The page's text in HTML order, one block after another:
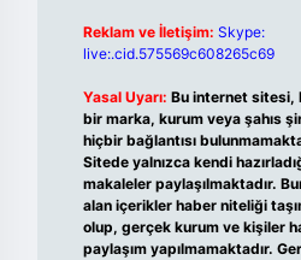
Reklam ve İletişim: Skype:
live:.cid.575569c608265c69
Yasal Uyarı: Bu internet sitesi,
bir marka, kurum veya şahıs
hiçbir bağlantısı
Sitede yalnızca kendi
makaleler paylaşılmaktadır.
alan içerikler haber niteliği
olup, gerçek kurum ve kişiler
paylaşım yapılmamaktadır.